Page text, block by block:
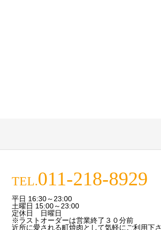
TEL.011-218-8929
平日 16:30～23:00
土曜日 15:00～23:00
定休日 日曜日
※ラストオーダーは営業終了３０分前
近所に愛される町焼肉として気軽にご利用下